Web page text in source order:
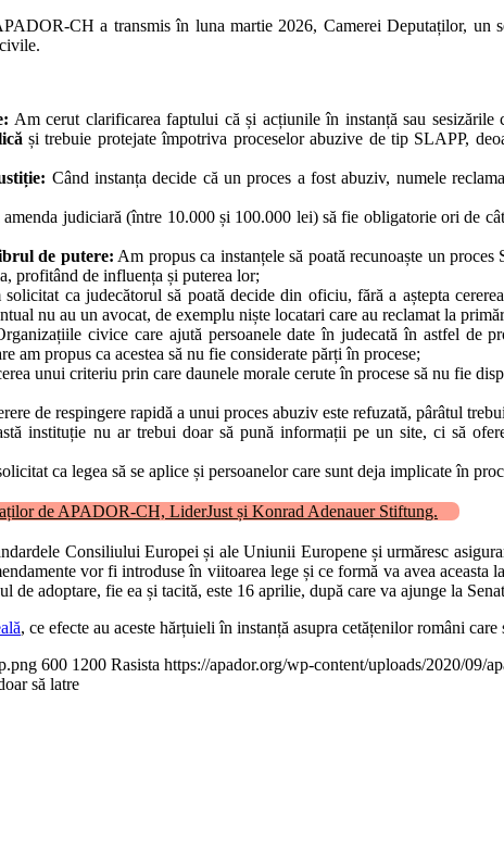
CH a transmis în luna martie 2026, Camerei Deputaților, un
Am cerut clarificarea faptului că și acțiunile în instanță sau
și trebuie protejate împotriva proceselor abuzive de tip SLAPP,
Când instanța decide că un proces a fost abuziv, numele
judiciară (între 10.000 și 100.000 lei) să fie obligatorie ori de
de putere: Am propus ca instanțele să poată recunoaște un
profitând de influența și puterea lor;
solicitat ca judecătorul să poată decide din oficiu, fără a aștepta
nu au un avocat, de exemplu niște locatari care au reclamat la
civice care ajută persoanele date în judecată în astfel de
am propus ca acestea să nu fie considerate părți în procese;
unui criteriu prin care daunele morale cerute în procese să nu fie
de respingere rapidă a unui proces abuziv este refuzată, pârâtul
instituție nu ar trebui doar să pună informații pe un site, ci să
ca legea să se aplice și persoanelor care sunt deja implicate în
de APADOR-CH, LiderJust și Konrad Adenauer Stiftung.
Consiliului Europei și ale Uniunii Europene și urmăresc
vor fi introduse în viitoarea lege și ce formă va avea
de adoptare, fie ea și tacită, este 16 aprilie, după care va ajunge la
, ce efecte au aceste hărțuieli în instanță asupra cetățenilor români
600 1200 Rasista https://apador.org/wp-content/uploads/2020/09/
să latre